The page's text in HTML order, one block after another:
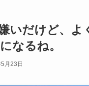
いだけど、
なるね。
月23日